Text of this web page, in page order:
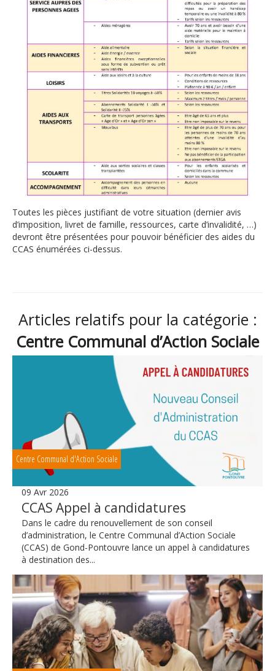
Toutes les pièces justifiant de votre situation (dernier avis
d’imposition, livret de famille, ressources, carte d’invalidité, …)
devront être présentées pour pouvoir bénéficier des aides du
CCAS énumérées ci-dessus.
Articles relatifs pour la catégorie :
Centre Communal d’Action Sociale
Centre Communal d'Action Sociale
09 Avr 2026
CCAS Appel à candidatures
Dans le cadre du renouvellement de son conseil
d’administration, le Centre Communal d’Action Sociale
(CCAS) de Gond-Pontouvre lance un appel à candidatures
à destination des...